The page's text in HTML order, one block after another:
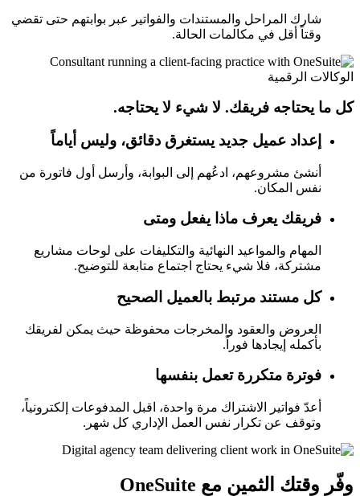
شارك المراحل والمستندات والفواتير عبر بوابتهم حتى تقضي
وقتاً أقل في مكالمات الحالة.
الوكالات الرقمية
كل ما يحتاجه فريقك. لا شيء لا يحتاجه.
إعداد عميل جديد يستغرق دقائق، وليس أياماً
أنشئ مشروعهم، ادعُهم إلى البوابة، وأرسل أول فاتورة من
نفس المكان.
فريقك يعرف ماذا يفعل ومتى
المهام والمواعيد النهائية والتكليفات على لوحات مشاريع
مشتركة، فلا شيء يحتاج اجتماع متابعة للتوضيح.
كل مستند مرتبط بالعميل الصحيح
العروض والعقود والمخرجات محفوظة حيث يمكن لفريقك
بأكمله إيجادها فوراً.
فوترة متكررة تعمل بنفسها
أعدّ فواتير الاشتراك مرة واحدة، اقبل المدفوعات إلكترونياً،
وتوقف عن تكرار نفس العمل الإداري كل شهر.
وفّر وقتك الثمين مع OneSuite